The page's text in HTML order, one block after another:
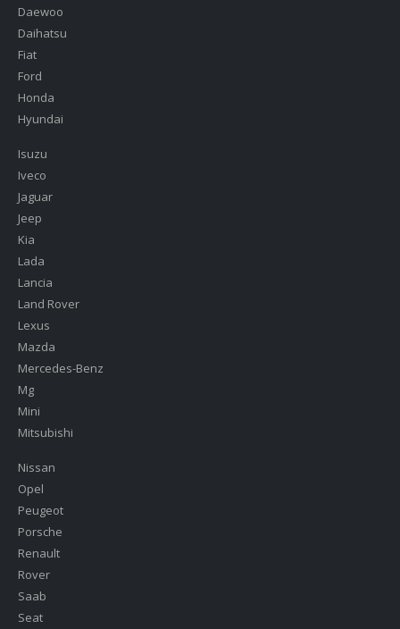
Daewoo
Daihatsu
Fiat
Ford
Honda
Hyundai
Isuzu
Iveco
Jaguar
Jeep
Kia
Lada
Lancia
Land Rover
Lexus
Mazda
Mercedes-Benz
Mg
Mini
Mitsubishi
Nissan
Opel
Peugeot
Porsche
Renault
Rover
Saab
Seat